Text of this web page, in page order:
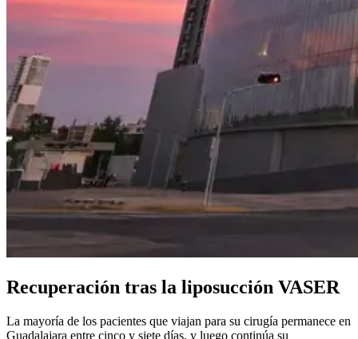
Recuperación tras la liposucción VASER
La mayoría de los pacientes que viajan para su cirugía permanece en
Guadalajara entre cinco y siete días, y luego continúa su